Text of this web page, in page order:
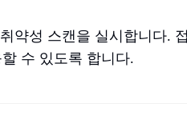
약성 스캔을 실시합니다.
수 있도록 합니다.